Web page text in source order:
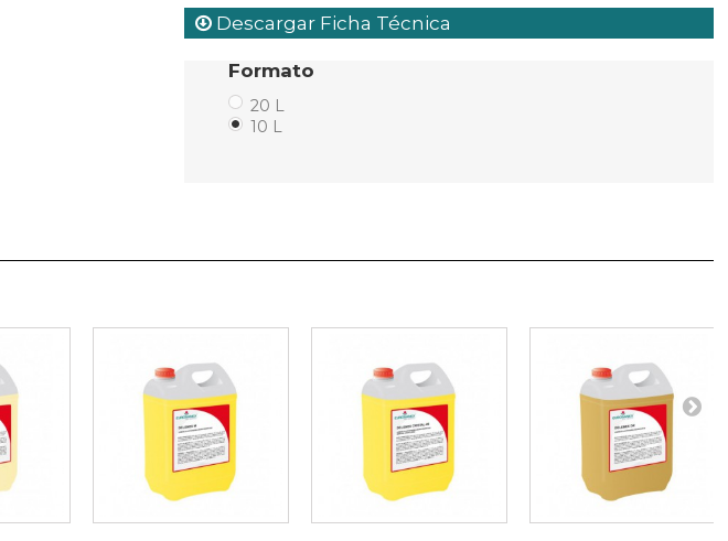
Descargar Ficha Técnica
Formato
20 L
10 L